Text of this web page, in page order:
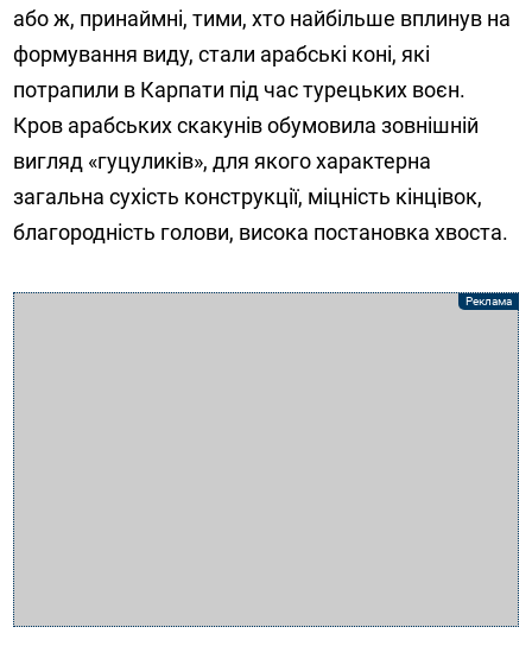
або ж, принаймні, тими, хто найбільше вплинув на
формування виду, стали арабські коні, які
потрапили в Карпати під час турецьких воєн.
Кров арабських скакунів обумовила зовнішній
вигляд «гуцуликів», для якого характерна
загальна сухість конструкції, міцність кінцівок,
благородність голови, висока постановка хвоста.